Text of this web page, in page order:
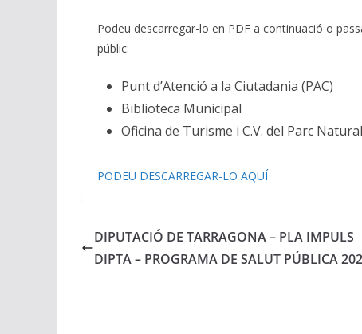
Podeu descarregar-lo en PDF a continuació o
públic:
Punt d’Atenció a la Ciutadania (PAC)
Biblioteca Municipal
Oficina de Turisme i C.V. del Parc
PODEU DESCARREGAR-LO AQUÍ
DIPUTACIÓ DE TARRAGONA – PLA IMPULS
DIPTA – PROGRAMA DE SALUT PÚBLICA